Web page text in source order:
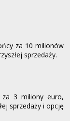
za 10 milionów
sprzedaży.
za 3 miliony euro,
sprzedaży i opcję